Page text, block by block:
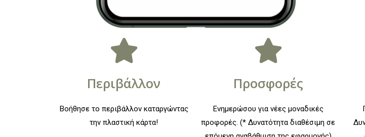
Περιβάλλον
Βοήθησε το περιβάλλον καταργώντας
την πλαστική κάρτα!
Προσφορές
Ενημερώσου για νέες μοναδικές
προφορές. (* Δυνατότητα διαθέσιμη σε